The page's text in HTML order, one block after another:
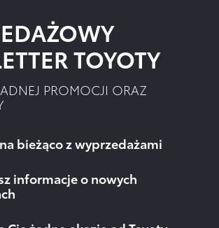
TOYOTY
PROMOCJI ORAZ
bieżąco z wyprzedażami
informacje o nowych